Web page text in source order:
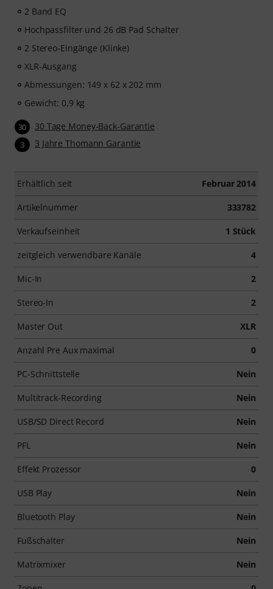
2 Band EQ
Hochpassfilter und 26 dB Pad Schalter
2 Stereo-Eingänge (Klinke)
XLR-Ausgang
Abmessungen: 149 x 62 x 202 mm
Gewicht: 0,9 kg
30 30 Tage Money-Back-Garantie
3 3 Jahre Thomann Garantie
Erhältlich seit Februar 2014
Artikelnummer 333782
Verkaufseinheit 1 Stück
zeitgleich verwendbare Kanäle 4
Mic-In 2
Stereo-In 2
Master Out XLR
Anzahl Pre Aux maximal 0
PC-Schnittstelle Nein
Multitrack-Recording Nein
USB/SD Direct Record Nein
PFL Nein
Effekt Prozessor 0
USB Play Nein
Bluetooth Play Nein
Fußschalter Nein
Matrixmixer Nein